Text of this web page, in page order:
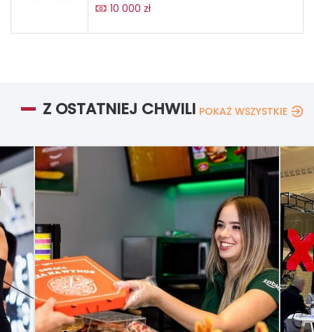
10 000 zł
Z OSTATNIEJ CHWILI POKAŻ WSZYSTKIE